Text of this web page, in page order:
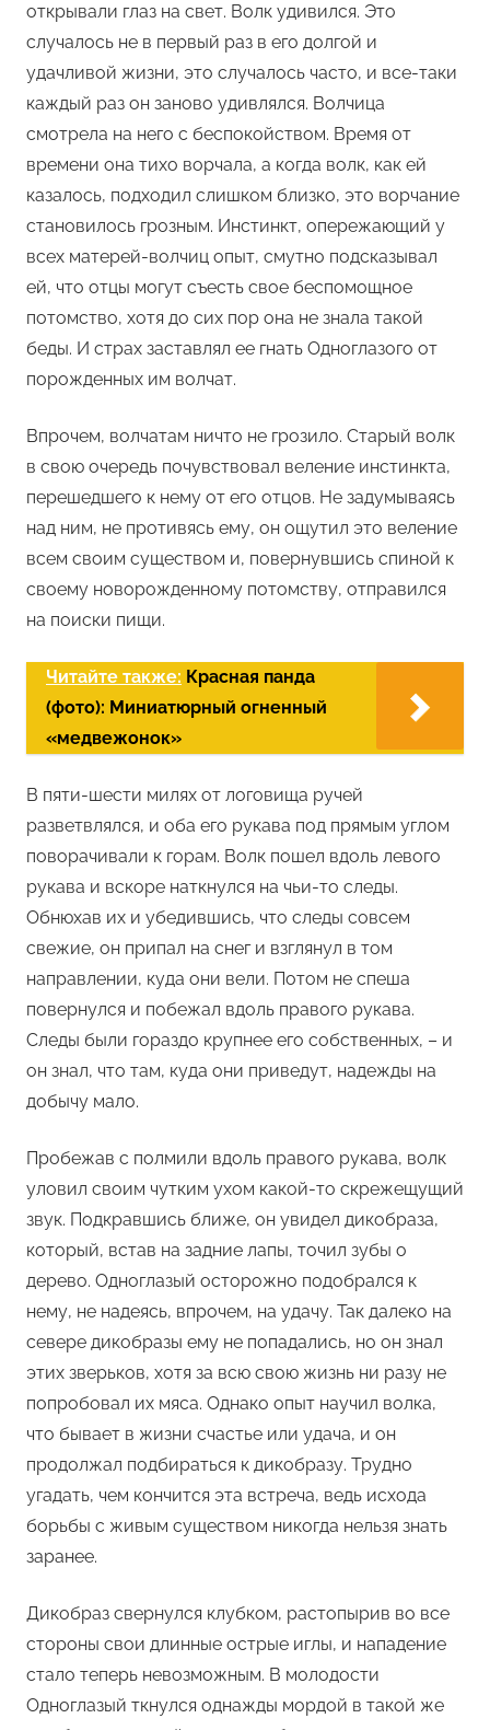
открывали глаз на свет. Волк удивился. Это
случалось не в первый раз в его долгой и
удачливой жизни, это случалось часто, и все-таки
каждый раз он заново удивлялся. Волчица
смотрела на него с беспокойством. Время от
времени она тихо ворчала, а когда волк, как ей
казалось, подходил слишком близко, это ворчание
становилось грозным. Инстинкт, опережающий у
всех матерей-волчиц опыт, смутно подсказывал
ей, что отцы могут съесть свое беспомощное
потомство, хотя до сих пор она не знала такой
беды. И страх заставлял ее гнать Одноглазого от
порожденных им волчат.
Впрочем, волчатам ничто не грозило. Старый волк
в свою очередь почувствовал веление инстинкта,
перешедшего к нему от его отцов. Не задумываясь
над ним, не противясь ему, он ощутил это веление
всем своим существом и, повернувшись спиной к
своему новорожденному потомству, отправился
на поиски пищи.
Читайте также: Красная панда
(фото): Миниатюрный огненный
«медвежонок»
В пяти-шести милях от логовища ручей
разветвлялся, и оба его рукава под прямым углом
поворачивали к горам. Волк пошел вдоль левого
рукава и вскоре наткнулся на чьи-то следы.
Обнюхав их и убедившись, что следы совсем
свежие, он припал на снег и взглянул в том
направлении, куда они вели. Потом не спеша
повернулся и побежал вдоль правого рукава.
Следы были гораздо крупнее его собственных, – и
он знал, что там, куда они приведут, надежды на
добычу мало.
Пробежав с полмили вдоль правого рукава, волк
уловил своим чутким ухом какой-то скрежещущий
звук. Подкравшись ближе, он увидел дикобраза,
который, встав на задние лапы, точил зубы о
дерево. Одноглазый осторожно подобрался к
нему, не надеясь, впрочем, на удачу. Так далеко на
севере дикобразы ему не попадались, но он знал
этих зверьков, хотя за всю свою жизнь ни разу не
попробовал их мяса. Однако опыт научил волка,
что бывает в жизни счастье или удача, и он
продолжал подбираться к дикобразу. Трудно
угадать, чем кончится эта встреча, ведь исхода
борьбы с живым существом никогда нельзя знать
заранее.
Дикобраз свернулся клубком, растопырив во все
стороны свои длинные острые иглы, и нападение
стало теперь невозможным. В молодости
Одноглазый ткнулся однажды мордой в такой же